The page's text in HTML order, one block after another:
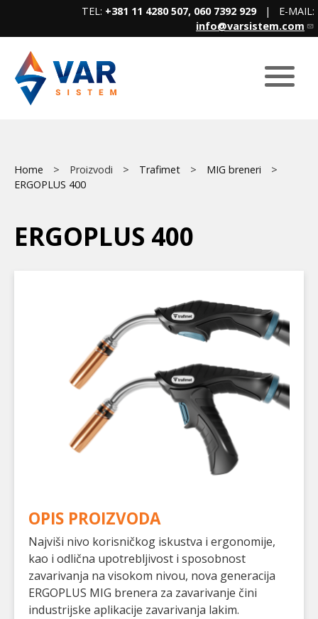
content
TEL: +381 11 4280 507, 060 7392 929| E-MAIL:
info@varsistem.com
Main
Breadcrumb
Home Proizvodi Trafimet
MIG breneri
ERGOPLUS 400
ERGOPLUS 400
OPIS PROIZVODA
Najviši nivo korisničkog iskustva i ergonomije,
kao i odlična upotrebljivost i sposobnost
zavarivanja na visokom nivou, nova generacija
ERGOPLUS MIG brenera za zavarivanje čini
industrijske aplikacije zavarivanja lakim.